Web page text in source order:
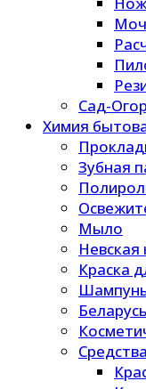
Сад-
Химия
Зубная
Мыло
Невская
Краска
Беларусь